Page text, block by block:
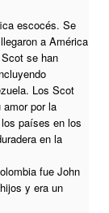
escocés. Se
a América
se han
Los Scot
por la
países en los
en la
fue John
y era un